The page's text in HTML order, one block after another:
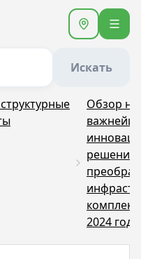
Искать
Обзор на
решения
2024 год